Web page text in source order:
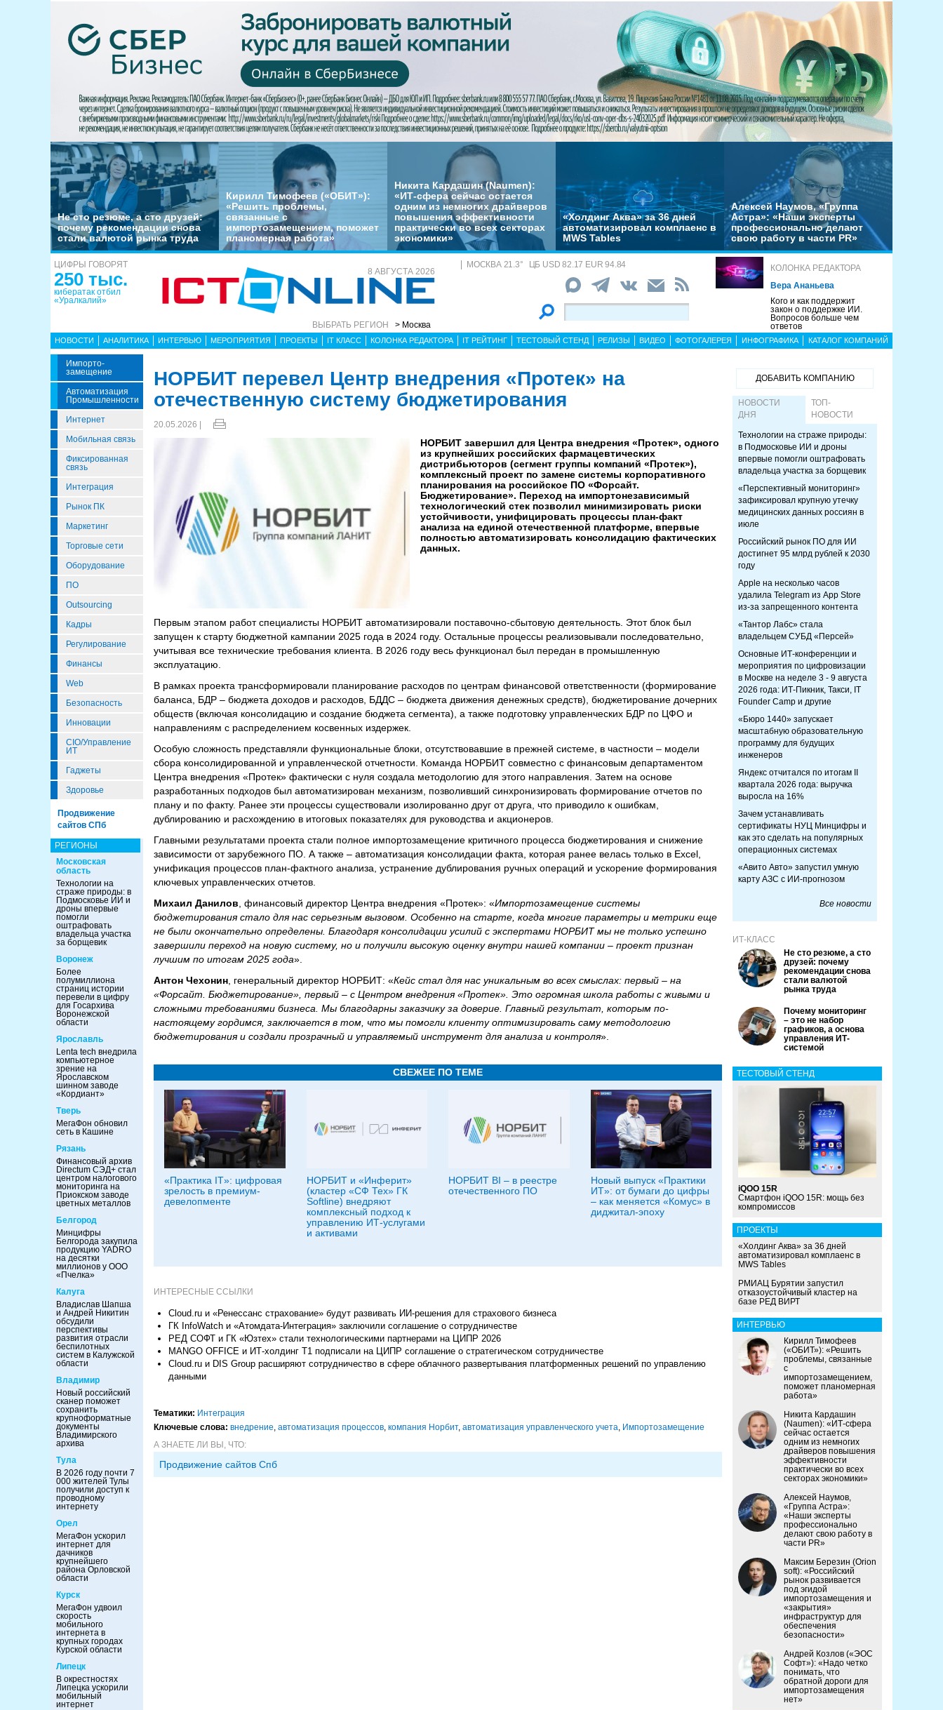
Не сто резюме, а сто друзей:
почему рекомендации снова
стали валютой рынка труда
Кирилл Тимофеев («ОБИТ»):
«Решить проблемы,
связанные с
импортозамещением, поможет
планомерная работа»
Никита Кардашин (Naumen):
«ИТ-сфера сейчас остается
одним из немногих драйверов
повышения эффективности
практически во всех секторах
экономики»
«Холдинг Аква» за 36 дней
автоматизировал комплаенс в
MWS Tables
Алексей Наумов, «Группа
Астра»: «Наши эксперты
профессионально делают
свою работу в части PR»
ЦИФРЫ ГОВОРЯТ
250 тыс.
кибератак отбил
«Уралкалий»
8 АВГУСТА 2026
ВЫБРАТЬ РЕГИОН > Москва
МОСКВА 21.3° ЦБ USD 82.17 EUR 94.84
КОЛОНКА РЕДАКТОРА
Вера Ананьева
Кого и как поддержит
закон о поддержке ИИ.
Вопросов больше чем
ответов
НОВОСТИ АНАЛИТИКА ИНТЕРВЬЮ МЕРОПРИЯТИЯ ПРОЕКТЫ IT КЛАСС КОЛОНКА РЕДАКТОРА IT РЕЙТИНГ ТЕСТОВЫЙ СТЕНД РЕЛИЗЫ ВИДЕО ФОТОГАЛЕРЕЯ ИНФОГРАФИКА КАТАЛОГ КОМПАНИЙ
Импорто­
Замещение
Автоматизация
Промышленности
Интернет
Мобильная связь
Фиксированная
связь
Интеграция
Рынок ПК
Маркетинг
Торговые сети
Оборудование
ПО
Outsourcing
Кадры
Регулирование
Финансы
Web
Безопасность
Инновации
CIO/Управление
ИТ
Гаджеты
Здоровье
Продвижение
сайтов СПб
РЕГИОНЫ
Московская
область
Технологии на
страже природы: в
Подмосковье ИИ и
дроны впервые
помогли
оштрафовать
владельца участка
за борщевик
Воронеж
Более
полумиллиона
страниц истории
перевели в цифру
для Госархива
Воронежской
области
Ярославль
Lenta tech внедрила
компьютерное
зрение на
Ярославском
шинном заводе
«Кордиант»
Тверь
МегаФон обновил
сеть в Кашине
Рязань
Финансовый архив
Directum СЭД+ стал
центром налогового
мониторинга на
Приокском заводе
цветных металлов
Белгород
Минцифры
Белгорода закупила
продукцию YADRO
на десятки
миллионов у ООО
«Пчелка»
Калуга
Владислав Шапша
и Андрей Никитин
обсудили
перспективы
развития отрасли
беспилотных
систем в Калужской
области
Владимир
Новый российский
сканер поможет
сохранить
крупноформатные
документы
Владимирского
архива
Тула
В 2026 году почти 7
000 жителей Тулы
получили доступ к
проводному
интернету
Орел
МегаФон ускорил
интернет для
дачников
крупнейшего
района Орловской
области
Курск
МегаФон удвоил
скорость
мобильного
интернета в
крупных городах
Курской области
Липецк
В окрестностях
Липецка ускорили
мобильный
интернет
НОРБИТ перевел Центр внедрения «Протек» на
отечественную систему бюджетирования
20.05.2026 |
НОРБИТ завершил для Центра внедрения «Протек», одного
из крупнейших российских фармацевтических
дистрибьюторов (сегмент группы компаний «Протек»),
комплексный проект по замене системы корпоративного
планирования на российское ПО «Форсайт.
Бюджетирование». Переход на импортонезависимый
технологический стек позволил минимизировать риски
устойчивости, унифицировать процессы план-факт
анализа на единой отечественной платформе, впервые
полностью автоматизировать консолидацию фактических
данных.
Первым этапом работ специалисты НОРБИТ автоматизировали поставочно-сбытовую деятельность. Этот блок был
запущен к старту бюджетной кампании 2025 года в 2024 году. Остальные процессы реализовывали последовательно,
учитывая все технические требования клиента. В 2026 году весь функционал был передан в промышленную
эксплуатацию.
В рамках проекта трансформировали планирование расходов по центрам финансовой ответственности (формирование
баланса, БДР – бюджета доходов и расходов, БДДС – бюджета движения денежных средств), бюджетирование дочерних
обществ (включая консолидацию и создание бюджета сегмента), а также подготовку управленческих БДР по ЦФО и
направлениям с распределением косвенных издержек.
Особую сложность представляли функциональные блоки, отсутствовавшие в прежней системе, в частности – модели
сбора консолидированной и управленческой отчетности. Команда НОРБИТ совместно с финансовым департаментом
Центра внедрения «Протек» фактически с нуля создала методологию для этого направления. Затем на основе
разработанных подходов был автоматизирован механизм, позволивший синхронизировать формирование отчетов по
плану и по факту. Ранее эти процессы существовали изолированно друг от друга, что приводило к ошибкам,
дублированию и расхождению в итоговых показателях для руководства и акционеров.
Главными результатами проекта стали полное импортозамещение критичного процесса бюджетирования и снижение
зависимости от зарубежного ПО. А также – автоматизация консолидации факта, которая ранее велась только в Excel,
унификация процессов план-фактного анализа, устранение дублирования ручных операций и ускорение формирования
ключевых управленческих отчетов.
Михаил Данилов , финансовый директор Центра внедрения «Протек»: «Импортозамещение системы
бюджетирования стало для нас серьезным вызовом. Особенно на старте, когда многие параметры и метрики еще
не были окончательно определены. Благодаря консолидации усилий с экспертами НОРБИТ мы не только успешно
завершили переход на новую систему, но и получили высокую оценку внутри нашей компании – проект признан
лучшим по итогам 2025 года».
Антон Чехонин , генеральный директор НОРБИТ: «Кейс стал для нас уникальным во всех смыслах: первый – на
«Форсайт. Бюджетирование», первый – с Центром внедрения «Протек». Это огромная школа работы с живыми и
сложными требованиями бизнеса. Мы благодарны заказчику за доверие. Главный результат, которым по-
настоящему гордимся, заключается в том, что мы помогли клиенту оптимизировать саму методологию
бюджетирования и создали прозрачный и управляемый инструмент для анализа и контроля».
СВЕЖЕЕ ПО ТЕМЕ
«Практика IT»: цифровая
зрелость в премиум-
девелопменте
НОРБИТ и «Инферит»
(кластер «СФ Тех» ГК
Softline) внедряют
комплексный подход к
управлению ИТ-услугами
и активами
НОРБИТ BI – в реестре
отечественного ПО
Новый выпуск «Практики
ИT»: от бумаги до цифры
– как меняется «Комус» в
диджитал-эпоху
ИНТЕРЕСНЫЕ ССЫЛКИ
Cloud.ru и «Ренессанс страхование» будут развивать ИИ-решения для страхового бизнеса
ГК InfoWatch и «Атомдата-Интеграция» заключили соглашение о сотрудничестве
РЕД СОФТ и ГК «Юзтех» стали технологическими партнерами на ЦИПР 2026
MANGO OFFICE и ИТ-холдинг Т1 подписали на ЦИПР соглашение о стратегическом сотрудничестве
Cloud.ru и DIS Group расширяют сотрудничество в сфере облачного развертывания платформенных решений по управлению
данными
Тематики: Интеграция
Ключевые слова: внедрение, автоматизация процессов, компания Норбит, автоматизация управленческого учета, Импорто­замещение
А ЗНАЕТЕ ЛИ ВЫ, ЧТО:
Продвижение сайтов Спб
ДОБАВИТЬ КОМПАНИЮ
НОВОСТИ
ДНЯ
ТОП-
НОВОСТИ
Технологии на страже природы:
в Подмосковье ИИ и дроны
впервые помогли оштрафовать
владельца участка за борщевик
«Перспективный мониторинг»
зафиксировал крупную утечку
медицинских данных россиян в
июле
Российский рынок ПО для ИИ
достигнет 95 млрд рублей к 2030
году
Apple на несколько часов
удалила Telegram из App Store
из-за запрещенного контента
«Тантор Лабс» стала
владельцем СУБД «Персей»
Основные ИТ-конференции и
мероприятия по цифровизации
в Москве на неделе 3 - 9 августа
2026 года: ИТ-Пикник, Такси, IT
Founder Camp и другие
«Бюро 1440» запускает
масштабную образовательную
программу для будущих
инженеров
Яндекс отчитался по итогам II
квартала 2026 года: выручка
выросла на 16%
Зачем устанавливать
сертификаты НУЦ Минцифры и
как это сделать на популярных
операционных системах
«Авито Авто» запустил умную
карту АЗС с ИИ-прогнозом
Все новости
ИТ-КЛАСС
Не сто резюме, а сто
друзей: почему
рекомендации снова
стали валютой
рынка труда
Почему мониторинг
– это не набор
графиков, а основа
управления ИТ-
системой
ТЕСТОВЫЙ СТЕНД
iQOO 15R
Смартфон iQOO 15R: мощь без
компромиссов
ПРОЕКТЫ
«Холдинг Аква» за 36 дней
автоматизировал комплаенс в
MWS Tables
РМИАЦ Бурятии запустил
отказоустойчивый кластер на
базе РЕД ВИРТ
ИНТЕРВЬЮ
Кирилл Тимофеев
(«ОБИТ»): «Решить
проблемы, связанные
с
импортозамещением,
поможет планомерная
работа»
Никита Кардашин
(Naumen): «ИТ-сфера
сейчас остается
одним из немногих
драйверов повышения
эффективности
практически во всех
секторах экономики»
Алексей Наумов,
«Группа Астра»:
«Наши эксперты
профессионально
делают свою работу в
части PR»
Максим Березин (Orion
soft): «Российский
рынок развивается
под эгидой
импортозамещения и
«закрытия»
инфраструктур для
обеспечения
безопасности»
Андрей Козлов («ЭОС
Софт»): «Надо четко
понимать, что
обратной дороги для
импортозамещения
нет»